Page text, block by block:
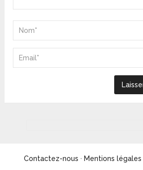
Contactez-nous · Mentions légales